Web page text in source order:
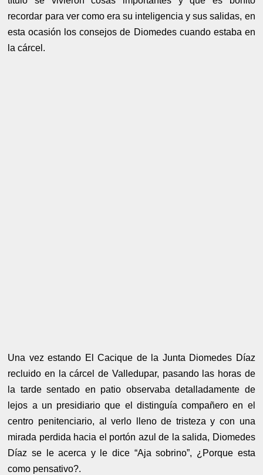
recordar para ver como era su inteligencia y sus salidas, en
esta ocasión los consejos de Diomedes cuando estaba en
la cárcel.
Una vez estando El Cacique de la Junta Diomedes Díaz
recluido en la cárcel de Valledupar, pasando las horas de
la tarde sentado en patio observaba detalladamente de
lejos a un presidiario que el distinguía compañero en el
centro penitenciario, al verlo lleno de tristeza y con una
mirada perdida hacia el portón azul de la salida, Diomedes
Díaz se le acerca y le dice “Aja sobrino”, ¿Porque esta
como pensativo?.